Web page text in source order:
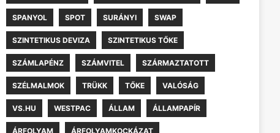
SPANYOL SPOT SURÁNYI SWAP
SZINTETIKUS DEVIZA SZINTETIKUS TŐKE
SZÁMLAPÉNZ SZÁMVITEL SZÁRMAZTATOTT
SZÉLMALMOK TRÜKK TŐKE VALÓSÁG
VS.HU WESTPAC ÁLLAM ÁLLAMPAPÍR
ÁRFOLYAM ÁRFOLYAMKOCKÁZAT